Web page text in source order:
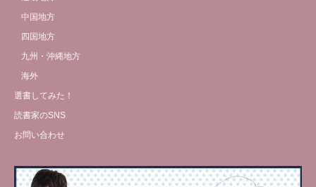
中国地方
四国地方
九州・沖縄地方
海外
選書してみた！
読書家のSNS
お問い合わせ